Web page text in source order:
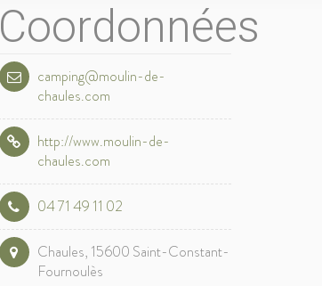
Coordonnées
camping@moulin-de-
chaules.com
http://www.moulin-de-
chaules.com
04 71 49 11 02
Chaules, 15600 Saint-Constant-
Fournoulès